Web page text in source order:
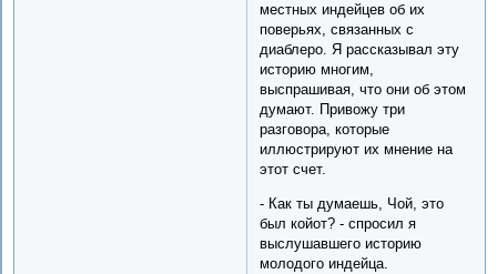
местных индейцев об их
поверьях, связанных с
диаблеро. Я рассказывал эту
историю многим,
выспрашивая, что они об этом
думают. Привожу три
разговора, которые
иллюстрируют их мнение на
этот счет.
- Как ты думаешь, Чой, это
был койот? - спросил я
выслушавшего историю
молодого индейца.